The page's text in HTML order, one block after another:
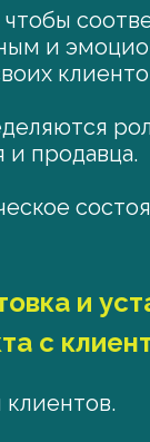
и
и продавца.
и
с